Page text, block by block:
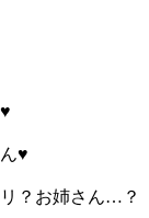
♥
？お姉さん…？